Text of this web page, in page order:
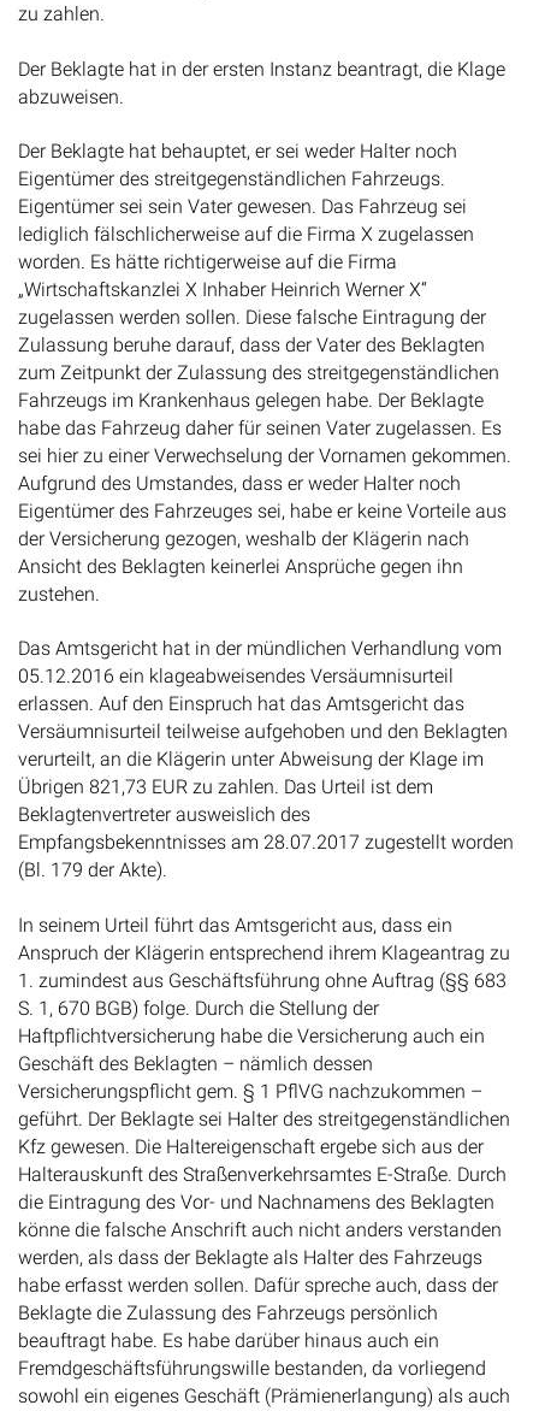
zu zahlen.
Der Beklagte hat in der ersten Instanz beantragt, die Klage
abzuweisen.
Der Beklagte hat behauptet, er sei weder Halter noch
Eigentümer des streitgegenständlichen Fahrzeugs.
Eigentümer sei sein Vater gewesen. Das Fahrzeug sei
lediglich fälschlicherweise auf die Firma X zugelassen
worden. Es hätte richtigerweise auf die Firma
„Wirtschaftskanzlei X Inhaber Heinrich Werner X“
zugelassen werden sollen. Diese falsche Eintragung der
Zulassung beruhe darauf, dass der Vater des Beklagten
zum Zeitpunkt der Zulassung des streitgegenständlichen
Fahrzeugs im Krankenhaus gelegen habe. Der Beklagte
habe das Fahrzeug daher für seinen Vater zugelassen. Es
sei hier zu einer Verwechselung der Vornamen gekommen.
Aufgrund des Umstandes, dass er weder Halter noch
Eigentümer des Fahrzeuges sei, habe er keine Vorteile aus
der Versicherung gezogen, weshalb der Klägerin nach
Ansicht des Beklagten keinerlei Ansprüche gegen ihn
zustehen.
Das Amtsgericht hat in der mündlichen Verhandlung vom
05.12.2016 ein klageabweisendes Versäumnisurteil
erlassen. Auf den Einspruch hat das Amtsgericht das
Versäumnisurteil teilweise aufgehoben und den Beklagten
verurteilt, an die Klägerin unter Abweisung der Klage im
Übrigen 821,73 EUR zu zahlen. Das Urteil ist dem
Beklagtenvertreter ausweislich des
Empfangsbekenntnisses am 28.07.2017 zugestellt worden
(Bl. 179 der Akte).
In seinem Urteil führt das Amtsgericht aus, dass ein
Anspruch der Klägerin entsprechend ihrem Klageantrag zu
1. zumindest aus Geschäftsführung ohne Auftrag (§§ 683
S. 1, 670 BGB) folge. Durch die Stellung der
Haftpflichtversicherung habe die Versicherung auch ein
Geschäft des Beklagten – nämlich dessen
Versicherungspflicht gem. § 1 PflVG nachzukommen –
geführt. Der Beklagte sei Halter des streitgegenständlichen
Kfz gewesen. Die Haltereigenschaft ergebe sich aus der
Halterauskunft des Straßenverkehrsamtes E-Straße. Durch
die Eintragung des Vor- und Nachnamens des Beklagten
könne die falsche Anschrift auch nicht anders verstanden
werden, als dass der Beklagte als Halter des Fahrzeugs
habe erfasst werden sollen. Dafür spreche auch, dass der
Beklagte die Zulassung des Fahrzeugs persönlich
beauftragt habe. Es habe darüber hinaus auch ein
Fremdgeschäftsführungswille bestanden, da vorliegend
sowohl ein eigenes Geschäft (Prämienerlangung) als auch